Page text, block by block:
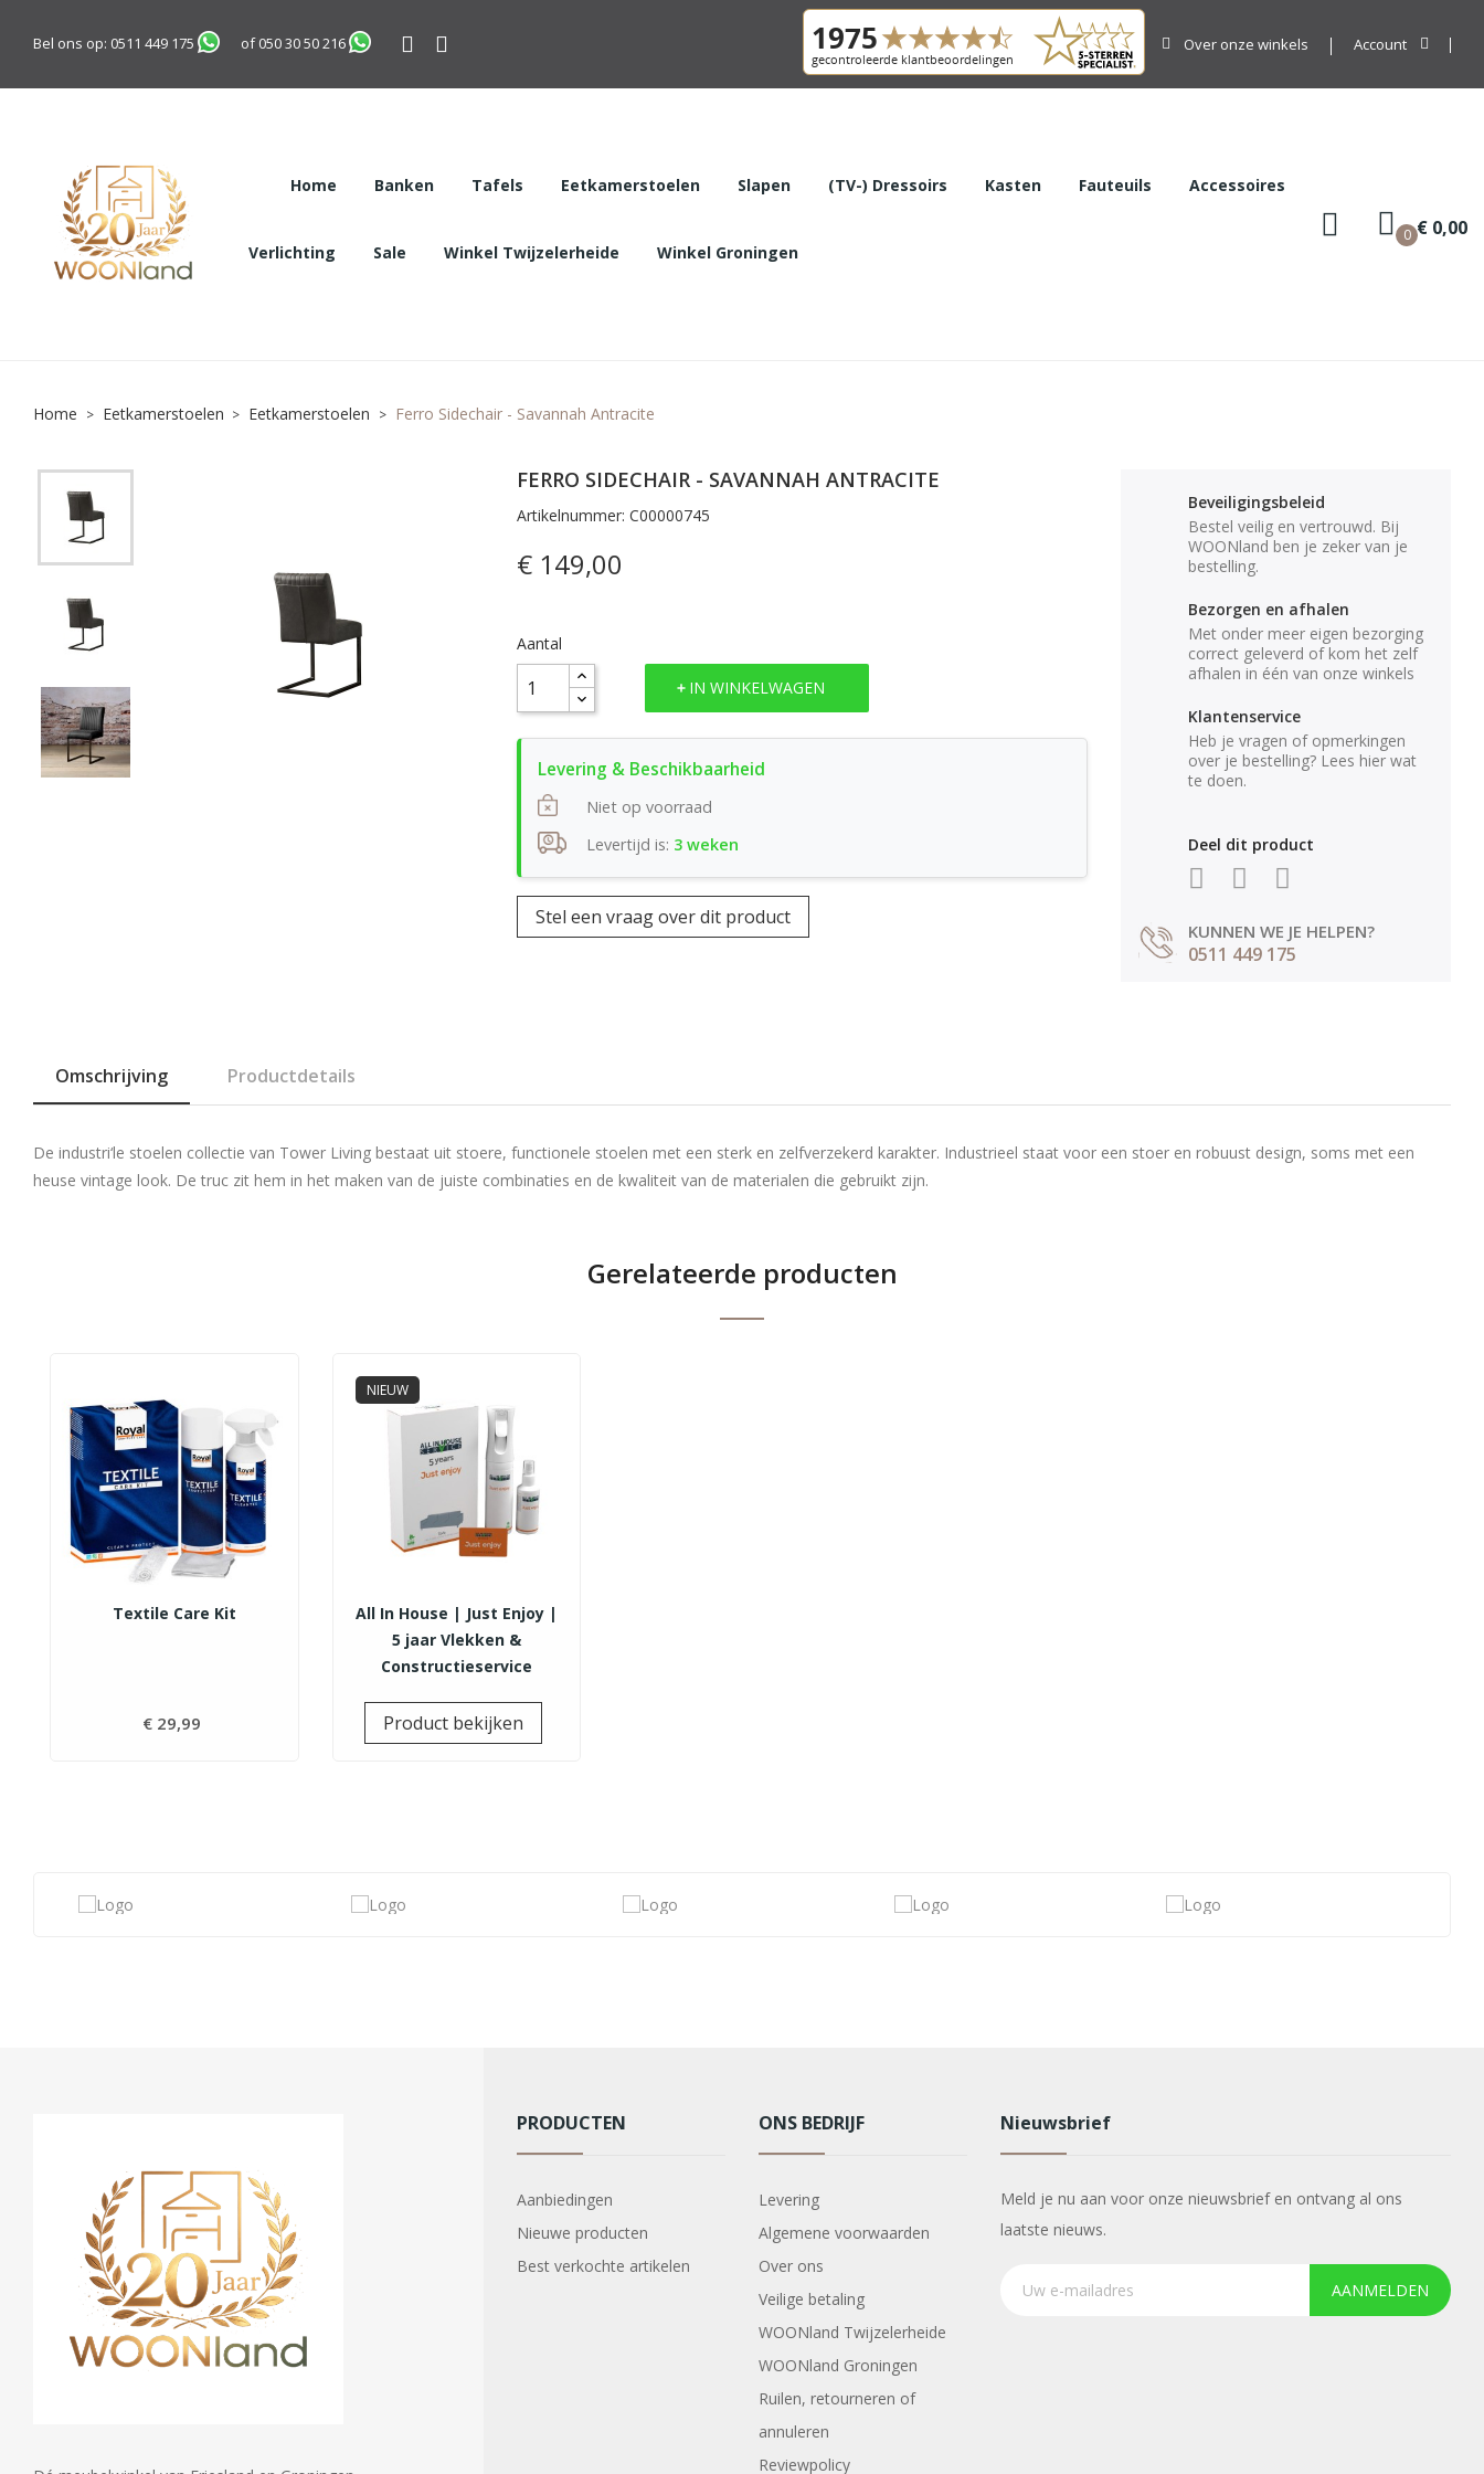
Bel ons op: 0511 449 175 of050 30 50 216 Over onze winkels Account
Home Banken Tafels Eetkamerstoelen Slapen (TV-) Dressoirs Kasten Fauteuils Accessoires
Verlichting Sale Winkel Twijzelerheide Winkel Groningen
0 € 0,00
Home Eetkamerstoelen Eetkamerstoelen Ferro Sidechair - Savannah Antracite
FERRO SIDECHAIR - SAVANNAH ANTRACITE
Artikelnummer: C00000745
€ 149,00
Aantal
IN WINKELWAGEN
Niet op voorraad
Levertijd is: 3 weken
Stel een vraag over dit product
Beveiligingsbeleid
Bestel veilig en vertrouwd. Bij
WOONland ben je zeker van je
bestelling.
Bezorgen en afhalen
Met onder meer eigen bezorging
correct geleverd of kom het zelf
afhalen in één van onze winkels
Klantenservice
Heb je vragen of opmerkingen
over je bestelling? Lees hier wat
te doen.
Deel dit product
KUNNEN WE JE HELPEN?
0511 449 175
Omschrijving Productdetails
De industri‘le stoelen collectie van Tower Living bestaat uit stoere, functionele stoelen met een sterk en zelfverzekerd karakter. Industrieel staat voor een stoer en robuust design, soms met een
heuse vintage look. De truc zit hem in het maken van de juiste combinaties en de kwaliteit van de materialen die gebruikt zijn.
Gerelateerde producten
Textile Care Kit
€ 29,99
NIEUW
All In House | Just Enjoy |
5 jaar Vlekken &
Constructieservice
Product bekijken
PRODUCTEN
Aanbiedingen
Nieuwe producten
Best verkochte artikelen
ONS BEDRIJF
Levering
Algemene voorwaarden
Over ons
Veilige betaling
WOONland Twijzelerheide
WOONland Groningen
Ruilen, retourneren of
annuleren
Reviewpolicy
Nieuwsbrief
Meld je nu aan voor onze nieuwsbrief en ontvang al ons
laatste nieuws.
AANMELDEN